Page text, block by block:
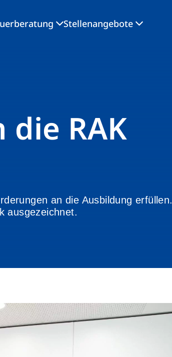
Stellenangebote
RAK
an die Ausbildung erfüllen.
ausgezeichnet.